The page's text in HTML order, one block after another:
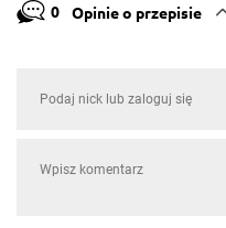
0 Opinie o przepisie